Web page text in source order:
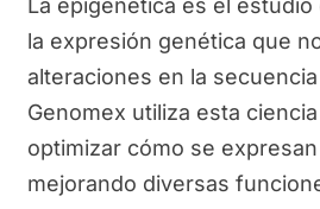
la expresión genética que
alteraciones en la
Genomex utiliza esta
optimizar cómo se
mejorando diversas